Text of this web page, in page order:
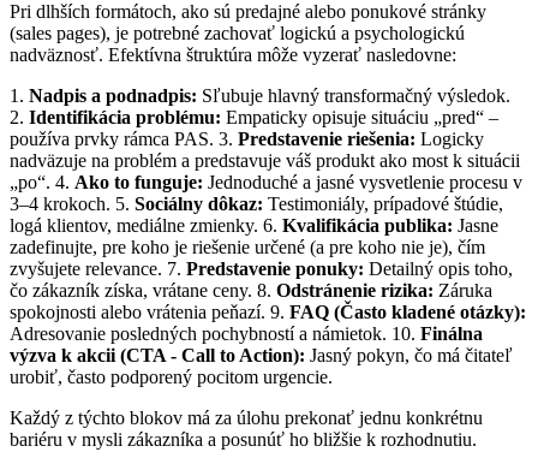
Pri dlhších formátoch, ako sú predajné alebo ponukové stránky
(sales pages), je potrebné zachovať logickú a psychologickú
nadväznosť. Efektívna štruktúra môže vyzerať nasledovne:
1. Nadpis a podnadpis: Sľubuje hlavný transformačný výsledok.
2. Identifikácia problému: Empaticky opisuje situáciu „pred“ –
používa prvky rámca PAS. 3. Predstavenie riešenia: Logicky
nadväzuje na problém a predstavuje váš produkt ako most k situácii
„po“. 4. Ako to funguje: Jednoduché a jasné vysvetlenie procesu v
3–4 krokoch. 5. Sociálny dôkaz: Testimoniály, prípadové štúdie,
logá klientov, mediálne zmienky. 6. Kvalifikácia publika: Jasne
zadefinujte, pre koho je riešenie určené (a pre koho nie je), čím
zvyšujete relevance. 7. Predstavenie ponuky: Detailný opis toho,
čo zákazník získa, vrátane ceny. 8. Odstránenie rizika: Záruka
spokojnosti alebo vrátenia peňazí. 9. FAQ (Často kladené otázky):
Adresovanie posledných pochybností a námietok. 10. Finálna
výzva k akcii (CTA - Call to Action): Jasný pokyn, čo má čitateľ
urobiť, často podporený pocitom urgencie.
Každý z týchto blokov má za úlohu prekonať jednu konkrétnu
bariéru v mysli zákazníka a posunúť ho bližšie k rozhodnutiu.